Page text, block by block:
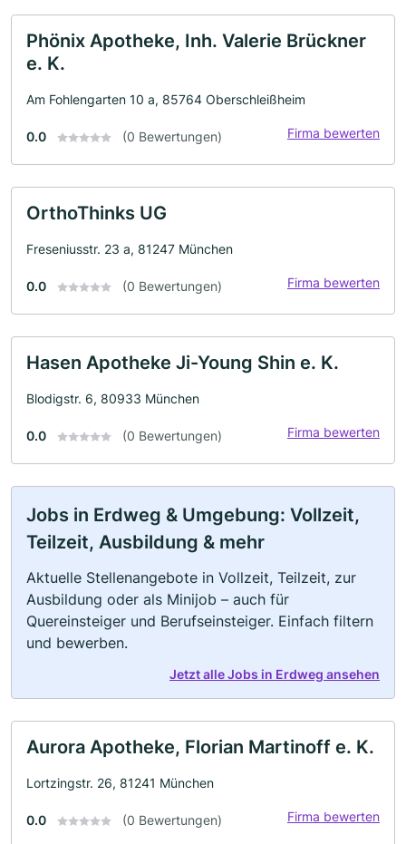
Phönix Apotheke, Inh. Valerie Brückner
e. K.
Am Fohlengarten 10 a, 85764 Oberschleißheim
0.0 (0 Bewertungen) Firma bewerten
OrthoThinks UG
Freseniusstr. 23 a, 81247 München
0.0 (0 Bewertungen) Firma bewerten
Hasen Apotheke Ji-Young Shin e. K.
Blodigstr. 6, 80933 München
0.0 (0 Bewertungen) Firma bewerten
Jobs in Erdweg & Umgebung: Vollzeit,
Teilzeit, Ausbildung & mehr
Aktuelle Stellenangebote in Vollzeit, Teilzeit, zur
Ausbildung oder als Minijob – auch für
Quereinsteiger und Berufseinsteiger. Einfach filtern
und bewerben.
Jetzt alle Jobs in Erdweg ansehen
Aurora Apotheke, Florian Martinoff e. K.
Lortzingstr. 26, 81241 München
0.0 (0 Bewertungen) Firma bewerten